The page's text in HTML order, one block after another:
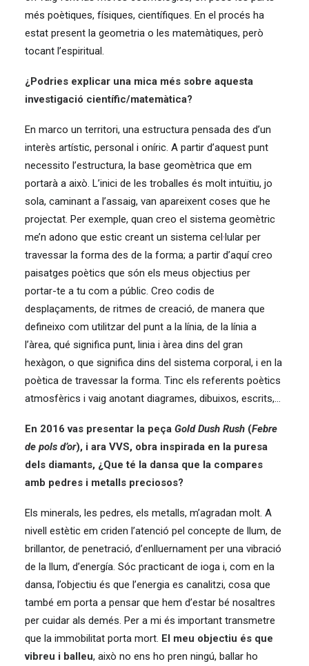
més poètiques, físiques, científiques. En el procés ha
estat present la geometria o les matemàtiques, però
tocant l’espiritual.
¿Podries explicar una mica més sobre aquesta
investigació científic/matemàtica?
En marco un territori, una estructura pensada des d’un
interès artístic, personal i oníric. A partir d’aquest punt
necessito l’estructura, la base geomètrica que em
portarà a això. L’inici de les troballes és molt intuïtiu, jo
sola, caminant a l’assaig, van apareixent coses que he
projectat. Per exemple, quan creo el sistema geomètric
me’n adono que estic creant un sistema cel·lular per
travessar la forma des de la forma; a partir d’aquí creo
paisatges poètics que són els meus objectius per
portar-te a tu com a públic. Creo codis de
desplaçaments, de ritmes de creació, de manera que
defineixo com utilitzar del punt a la línia, de la línia a
l’àrea, qué significa punt, linia i àrea dins del gran
hexàgon, o que significa dins del sistema corporal, i en la
poètica de travessar la forma. Tinc els referents poètics
atmosfèrics i vaig anotant diagrames, dibuixos, escrits,…
En 2016 vas presentar la peça Gold Dush Rush (Febre
de pols d’or), i ara VVS, obra inspirada en la puresa
dels diamants, ¿Que té la dansa que la compares
amb pedres i metalls preciosos?
Els minerals, les pedres, els metalls, m’agradan molt. A
nivell estètic em criden l’atenció pel concepte de llum, de
brillantor, de penetració, d’enlluernament per una vibració
de la llum, d’energía. Sóc practicant de ioga i, com en la
dansa, l’objectiu és que l’energia es canalitzi, cosa que
també em porta a pensar que hem d’estar bé nosaltres
per cuidar als demés. Per a mi és important transmetre
que la immobilitat porta mort. El meu objectiu és que
vibreu i balleu, això no ens ho pren ningú, ballar ho